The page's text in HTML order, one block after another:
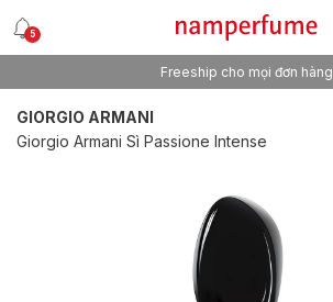
5
Freeship cho mọi đơn hàng
GIORGIO ARMANI
Giorgio Armani Sì Passione Intense